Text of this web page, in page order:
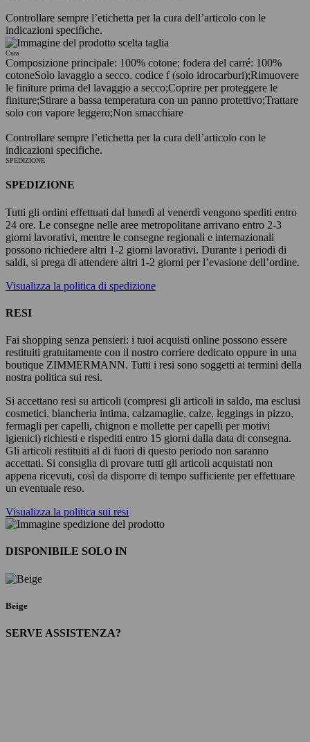
Controllare sempre l’etichetta per la cura dell’articolo con le
indicazioni specifiche.
Cura
Composizione principale: 100% cotone; fodera del carré: 100%
cotoneSolo lavaggio a secco, codice f (solo idrocarburi);Rimuovere
le finiture prima del lavaggio a secco;Coprire per proteggere le
finiture;Stirare a bassa temperatura con un panno protettivo;Trattare
solo con vapore leggero;Non smacchiare
Controllare sempre l’etichetta per la cura dell’articolo con le
indicazioni specifiche.
SPEDIZIONE
SPEDIZIONE
Tutti gli ordini effettuati dal lunedì al venerdì vengono spediti entro
24 ore. Le consegne nelle aree metropolitane arrivano entro 2-3
giorni lavorativi, mentre le consegne regionali e internazionali
possono richiedere altri 1-2 giorni lavorativi. Durante i periodi di
saldi, si prega di attendere altri 1-2 giorni per l’evasione dell’ordine.
Visualizza la politica di spedizione
RESI
Fai shopping senza pensieri: i tuoi acquisti online possono essere
restituiti gratuitamente con il nostro corriere dedicato oppure in una
boutique ZIMMERMANN. Tutti i resi sono soggetti ai termini della
nostra politica sui resi.
Si accettano resi su articoli (compresi gli articoli in saldo, ma esclusi
cosmetici, biancheria intima, calzamaglie, calze, leggings in pizzo,
fermagli per capelli, chignon e mollette per capelli per motivi
igienici) richiesti e rispediti entro 15 giorni dalla data di consegna.
Gli articoli restituiti al di fuori di questo periodo non saranno
accettati. Si consiglia di provare tutti gli articoli acquistati non
appena ricevuti, così da disporre di tempo sufficiente per effettuare
un eventuale reso.
Visualizza la politica sui resi
DISPONIBILE SOLO IN
Beige
SERVE ASSISTENZA?